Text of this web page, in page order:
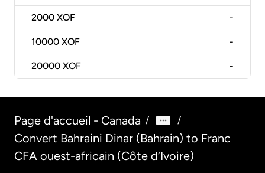
2000 XOF -
10000 XOF -
20000 XOF -
Page d'accueil - Canada / /
Convert Bahraini Dinar (Bahrain) to Franc
CFA ouest-africain (Côte d’Ivoire)